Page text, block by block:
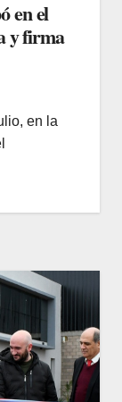
en el
y firma
en la